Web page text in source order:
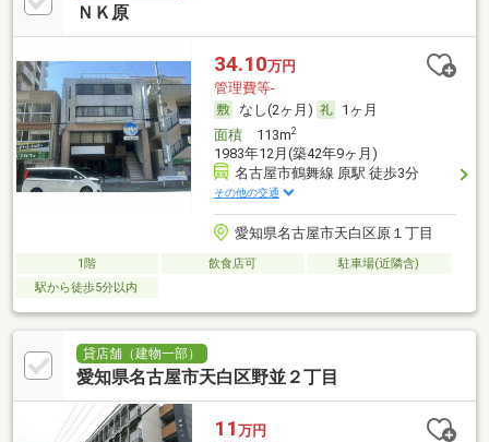
ＮＫ原
34.10万円
管理費等-
なし(2ヶ月)
1ヶ月
面積113m2
1983年12月(築42年9ヶ月)
名古屋市鶴舞線 原駅 徒歩3分
その他の交通
愛知県名古屋市天白区原１丁目
1階 飲食店可
駐車場(近隣含)
駅から徒歩5分以内
貸店舗（建物一部）
愛知県名古屋市天白区野並２丁目
11 万円